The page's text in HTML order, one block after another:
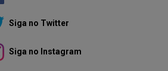
Siga no Twitter
Siga no Instagram